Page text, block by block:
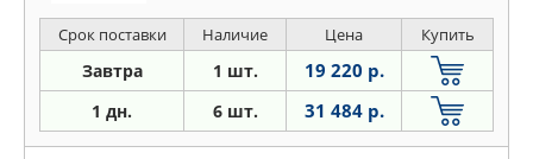
11237800026
Срок поставки Наличие Цена Купить
Завтра 1 шт. 19 220 р.
1 дн. 6 шт. 31 484 р.